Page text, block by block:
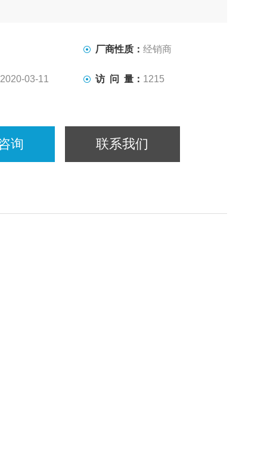
（C-171）
厂商性质：经销商
2020-03-11 访 问 量： 1215
询 联系我们